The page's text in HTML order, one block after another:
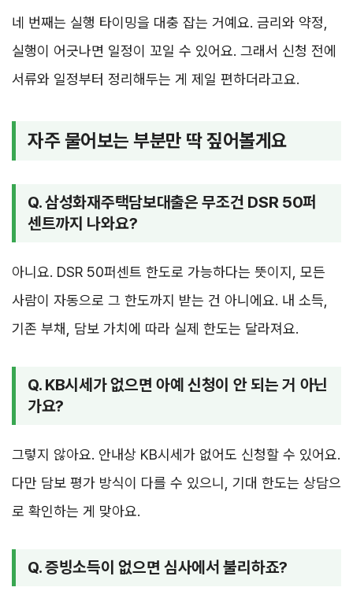
네 번째는 실행 타이밍을 대충 잡는 거예요. 금리와 약정,
실행이 어긋나면 일정이 꼬일 수 있어요. 그래서 신청 전에
서류와 일정부터 정리해두는 게 제일 편하더라고요.
자주 물어보는 부분만 딱 짚어볼게요
Q. 삼성화재주택담보대출은 무조건 DSR 50퍼
센트까지 나와요?
아니요. DSR 50퍼센트 한도로 가능하다는 뜻이지, 모든
사람이 자동으로 그 한도까지 받는 건 아니에요. 내 소득,
기존 부채, 담보 가치에 따라 실제 한도는 달라져요.
Q. KB시세가 없으면 아예 신청이 안 되는 거 아닌
가요?
그렇지 않아요. 안내상 KB시세가 없어도 신청할 수 있어요.
다만 담보 평가 방식이 다를 수 있으니, 기대 한도는 상담으
로 확인하는 게 맞아요.
Q. 증빙소득이 없으면 심사에서 불리하죠?